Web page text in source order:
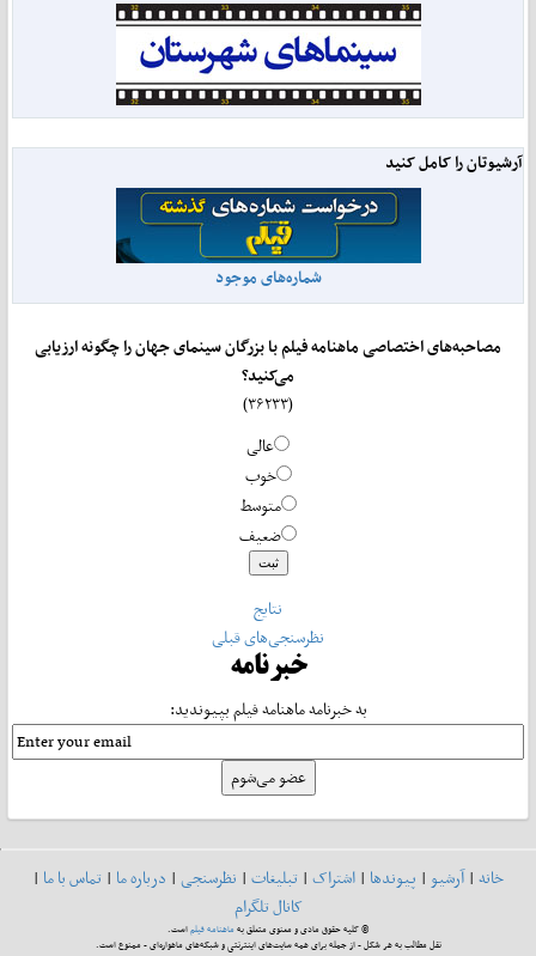
آرشیوتان را کامل کنید
شماره‌های موجود
مصاحبه‌های اختصاصی ماهنامه فیلم با بزرگان سینمای جهان را چگونه ارزیابی
می‌کنید؟
عالی
خوب
متوسط
ضعیف
نتایج
نظرسنجی‌های قبلی
خبرنامه
به خبرنامه ماهنامه فیلم بپیوندید:
خانه|آرشیو| پیوندها| اشتراک| تبلیغات| نظرسنجی| درباره ما| تماس با ما|
کانال تلگرام
© کلیه حقوق مادی و معنوی متعلق بهماهنامه فیلماست.
نقل مطالب به هر شکل - از جمله برای همه سایت‌های اینترنتی و شبکه‌های ماهواره‌ای - ممنوع است.